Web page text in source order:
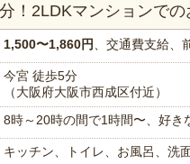
！2LDKマンションで
1,500〜1,860円 、交通費支給、
今宮 徒歩5分
（大阪府大阪市西成区付近）
8時～20時の間で1時間〜、好き
キッチン、トイレ、お風呂、洗